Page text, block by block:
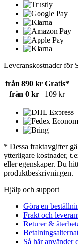
Leveranskostnader för
från 890 kr Gratis*
från 0 kr
109 kr
* Dessa fraktavgifter
ytterligare kostnader,
eller egenskaper. Du
produktbeskrivningen.
Hjälp och support
Göra en
Frakt och
Returer &
Så här använder